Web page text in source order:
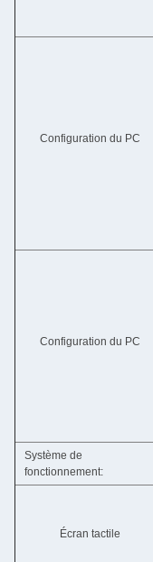
Configuration du PC
Configuration du PC
Système de
fonctionnement:
Écran tactile